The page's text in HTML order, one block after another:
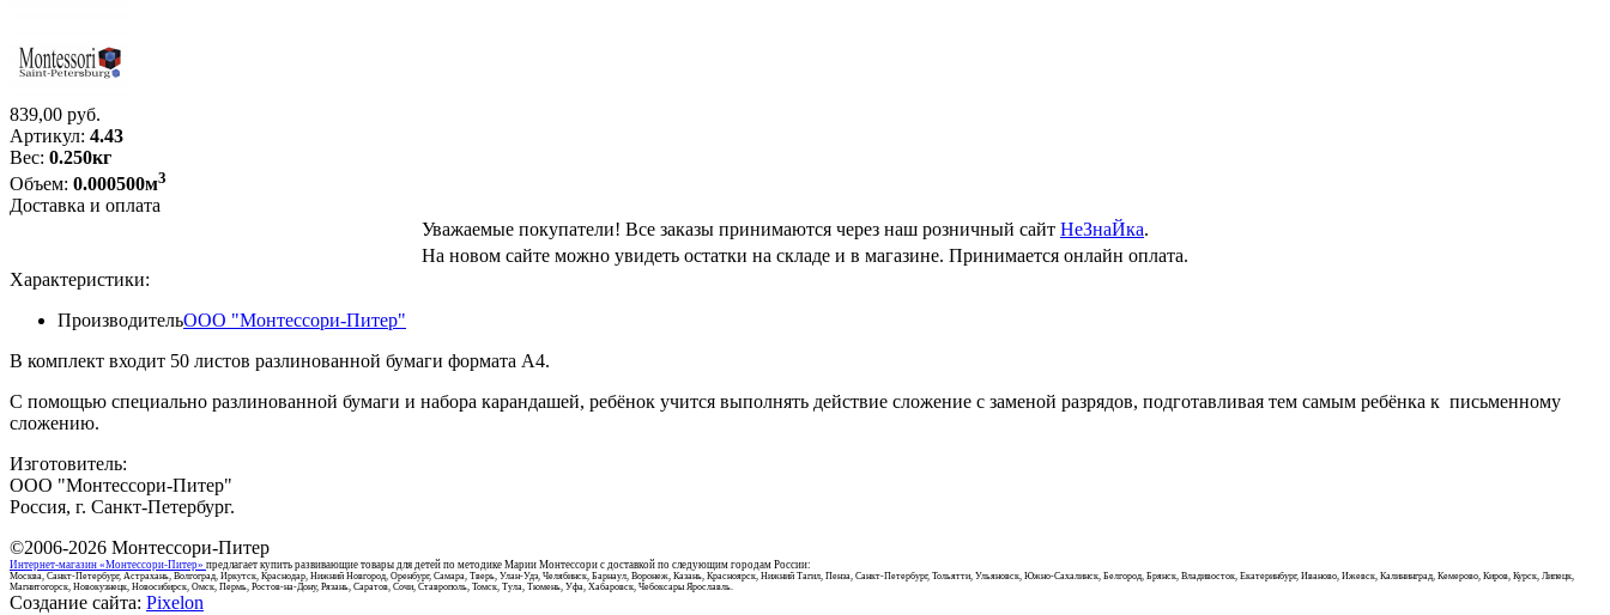
839,00 руб.
Артикул: 4.43
Вес: 0.250кг
Объем: 0.000500м3
Доставка и оплата
Уважаемые покупатели! Все заказы принимаются через наш розничный сайт НеЗнаЙка.
На новом сайте можно увидеть остатки на складе и в магазине. Принимается онлайн оплата.
Характеристики:
ПроизводительООО "Монтессори-Питер"
В комплект входит 50 листов разлинованной бумаги формата А4.
С помощью специально разлинованной бумаги и набора карандашей, ребёнок учится выполнять действие сложение с заменой разрядов, подготавливая тем самым ребёнка к письменному
сложению.
Изготовитель:
ООО "Монтессори-Питер"
Россия, г. Санкт-Петербург.
©2006-2026 Монтессори-Питер
Интернет-магазин «Монтессори-Питер» предлагает купить развивающие товары для детей по методике Марии Монтессори с доставкой по следующим городам России:
Москва, Санкт-Петербург, Астрахань, Волгоград, Иркутск, Краснодар, Нижний Новгород, Оренбург, Самара, Тверь, Улан-Удэ, Челябинск, Барнаул, Воронеж, Казань, Красноярск, Нижний Тагил, Пенза, Санкт-Петербург, Тольятти, Ульяновск, Южно-Сахалинск, Белгород, Брянск, Владивосток, Екатеринбург, Иваново, Ижевск, Калининград, Кемерово, Киров, Курск, Липецк,
Магнитогорск, Новокузнецк, Новосибирск, Омск, Пермь, Ростов-на-Дону, Рязань, Саратов, Сочи, Ставрополь, Томск, Тула, Тюмень, Уфа, Хабаровск, Чебоксары Ярославль.
Создание сайта: Pixelon